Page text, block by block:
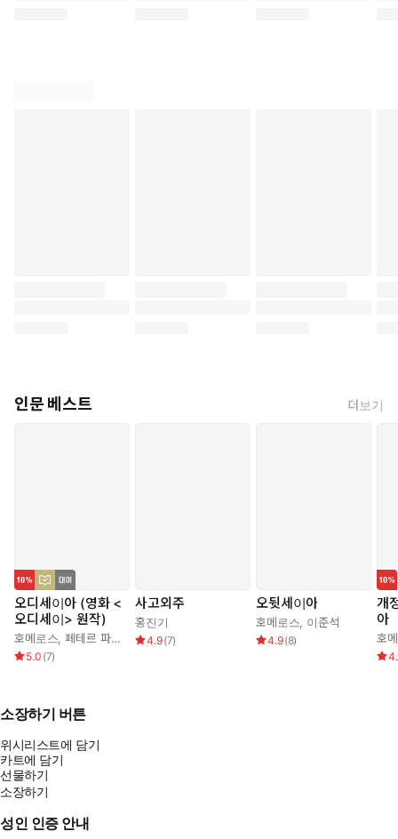
인문 베스트 더보기
오디세이아 (영화 <
오디세이> 원작)
호메로스, 페테르 파울 루벤스 ,박문재
5.0 (7)
사고외주
홍진기
4.9(7)
오뒷세이아
호메로스, 이준석
4.9(8)
개
아
호
소장하기 버튼
위시리스트에 담기
카트에 담기
선물하기
소장하기
성인 인증 안내